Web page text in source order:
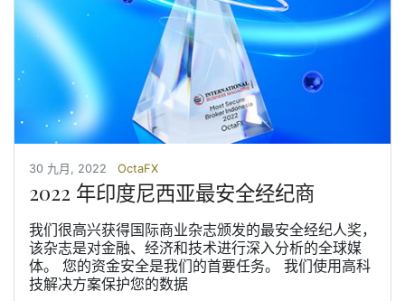
30 九月, 2022 OctaFX
2022 年印度尼西亚最安全经纪商
我们很高兴获得国际商业杂志颁发的最安全经纪人奖，
该杂志是对金融、经济和技术进行深入分析的全球媒
体。 您的资金安全是我们的首要任务。 我们使用高科
技解决方案保护您的数据